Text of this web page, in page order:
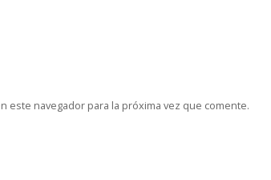
este navegador para la próxima vez que comente.